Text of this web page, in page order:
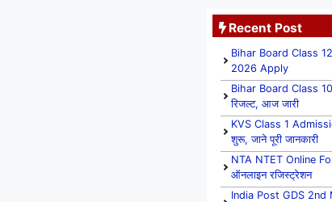
Recent Post
Bihar Board Class
2026 Apply
Bihar Board Class
रिजल्ट, आज जारी
KVS Class 1
शुरू, जाने पूरी जानकारी
NTA NTET Online
ऑनलाइन रजिस्ट्रेशन
India Post GDS